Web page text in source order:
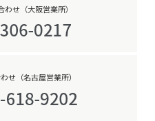
せ（大阪営業所）
せ（名古屋営業所）